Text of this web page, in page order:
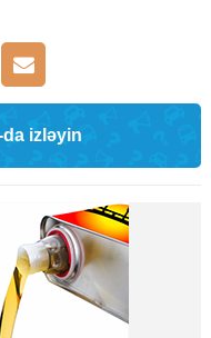
da izləyin